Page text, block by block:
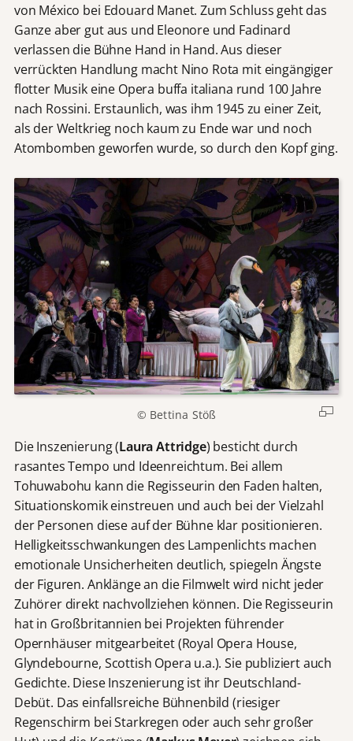
von México bei Edouard Manet. Zum Schluss geht das
Ganze aber gut aus und Eleonore und Fadinard
verlassen die Bühne Hand in Hand. Aus dieser
verrückten Handlung macht Nino Rota mit eingängiger
flotter Musik eine Opera buffa italiana rund 100 Jahre
nach Rossini. Erstaunlich, was ihm 1945 zu einer Zeit,
als der Weltkrieg noch kaum zu Ende war und noch
Atombomben geworfen wurde, so durch den Kopf ging.
© Bettina Stöß
Die Inszenierung (Laura Attridge) besticht durch
rasantes Tempo und Ideenreichtum. Bei allem
Tohuwabohu kann die Regisseurin den Faden halten,
Situationskomik einstreuen und auch bei der Vielzahl
der Personen diese auf der Bühne klar positionieren.
Helligkeitsschwankungen des Lampenlichts machen
emotionale Unsicherheiten deutlich, spiegeln Ängste
der Figuren. Anklänge an die Filmwelt wird nicht jeder
Zuhörer direkt nachvollziehen können. Die Regisseurin
hat in Großbritannien bei Projekten führender
Opernhäuser mitgearbeitet (Royal Opera House,
Glyndebourne, Scottish Opera u.a.). Sie publiziert auch
Gedichte. Diese Inszenierung ist ihr Deutschland-
Debüt. Das einfallsreiche Bühnenbild (riesiger
Regenschirm bei Starkregen oder auch sehr großer